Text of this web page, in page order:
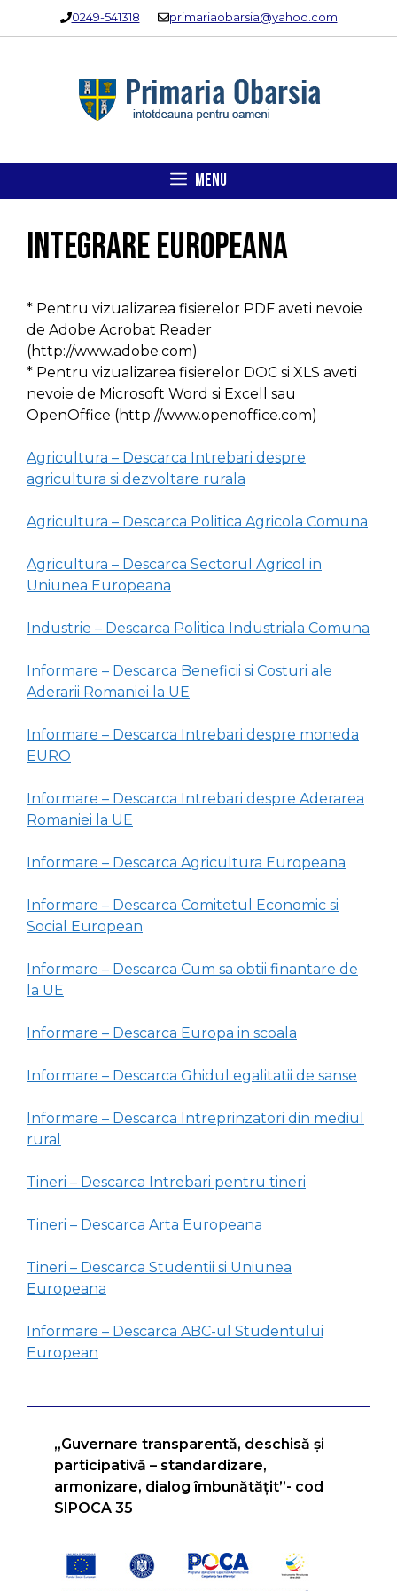
0249-541318 primariaobarsia@yahoo.com
MENU
Integrare Europeana
* Pentru vizualizarea fisierelor PDF aveti nevoie
de Adobe Acrobat Reader
(http://www.adobe.com)
* Pentru vizualizarea fisierelor DOC si XLS aveti
nevoie de Microsoft Word si Excell sau
OpenOffice (http://www.openoffice.com)
Agricultura – Descarca Intrebari despre
agricultura si dezvoltare rurala
Agricultura – Descarca Politica Agricola Comuna
Agricultura – Descarca Sectorul Agricol in
Uniunea Europeana
Industrie – Descarca Politica Industriala Comuna
Informare – Descarca Beneficii si Costuri ale
Aderarii Romaniei la UE
Informare – Descarca Intrebari despre moneda
EURO
Informare – Descarca Intrebari despre Aderarea
Romaniei la UE
Informare – Descarca Agricultura Europeana
Informare – Descarca Comitetul Economic si
Social European
Informare – Descarca Cum sa obtii finantare de
la UE
Informare – Descarca Europa in scoala
Informare – Descarca Ghidul egalitatii de sanse
Informare – Descarca Intreprinzatori din mediul
rural
Tineri – Descarca Intrebari pentru tineri
Tineri – Descarca Arta Europeana
Tineri – Descarca Studentii si Uniunea
Europeana
Informare – Descarca ABC-ul Studentului
European
„Guvernare transparentă, deschisă și
participativă – standardizare,
armonizare, dialog îmbunătățit”- cod
SIPOCA 35